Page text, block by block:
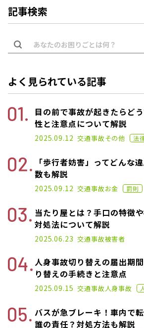
記事検索
よく見られている記事
目の前で事故が起きたらど
性と注意点について解説
2021.02.26
2025.09.12 交通事故その他 法
「歩行者妨害」ってどんな
数も解説
2021.01.25
2025.09.12 交通事故お金 罰則
当たり屋とは？手口の特徴
対処法について解説
2021.01.14
2025.06.23 交通事故被害者
人身事故切り替えの届出期
り替えの手続きと注意点
2021.06.02
2025.09.15 交通事故人身事故
バスが急ブレーキ！車内で
誰の責任？対処方法も解説